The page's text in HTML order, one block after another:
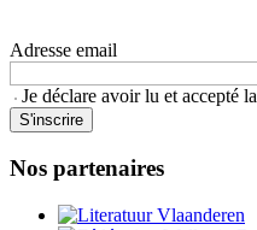
Adresse email
Je déclare avoir lu et accepté la
S'inscrire
Nos partenaires